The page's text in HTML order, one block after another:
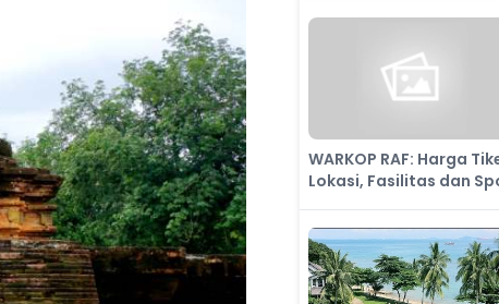
WARKOP RAF: Harga
Lokasi, Fasilitas dan